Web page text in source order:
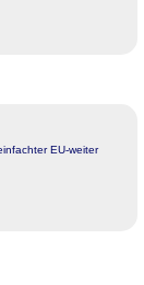
EU-weiter